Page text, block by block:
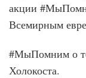
акции
Всемирным
#МыПомним о
Холокоста.